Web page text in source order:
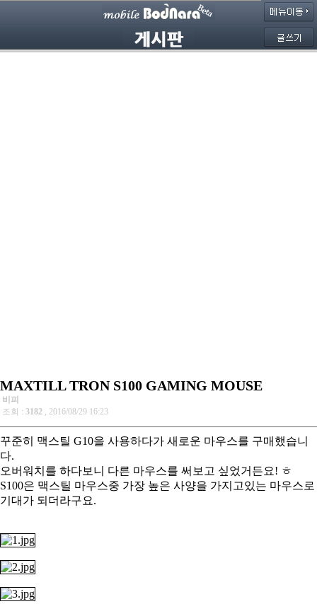
MAXTILL TRON S100 GAMING MOUSE
비피
조회 : 3182 , 2016/08/29 16:23
꾸준히 맥스틸 G10을 사용하다가 새로운 마우스를 구매했습니
다.
오버워치를 하다보니 다른 마우스를 써보고 싶었거든요! ㅎ
S100은 맥스틸 마우스중 가장 높은 사양을 가지고있는 마우스로
기대가 되더라구요.